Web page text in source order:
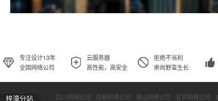
专注设计13年
全国网络公司
云服务器
高性能，高安全
拒绝不当利
崇尚野蛮生长
梓潼分站 四川网络公司 成都网络公司 眉山网络公司 宜宾网络公司